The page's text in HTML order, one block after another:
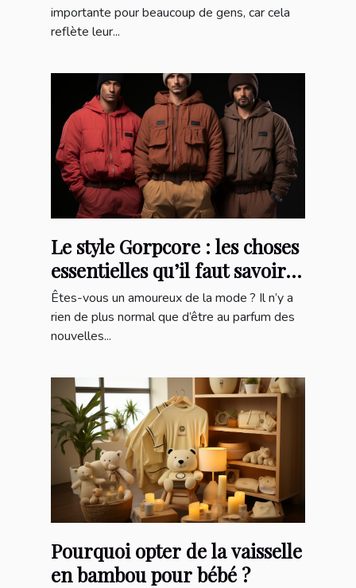
importante pour beaucoup de gens, car cela
reflète leur...
Le style Gorpcore : les choses
essentielles qu’il faut savoir
sur cette marque
Êtes-vous un amoureux de la mode ? Il n’y a
rien de plus normal que d’être au parfum des
nouvelles...
Pourquoi opter de la vaisselle
en bambou pour bébé ?